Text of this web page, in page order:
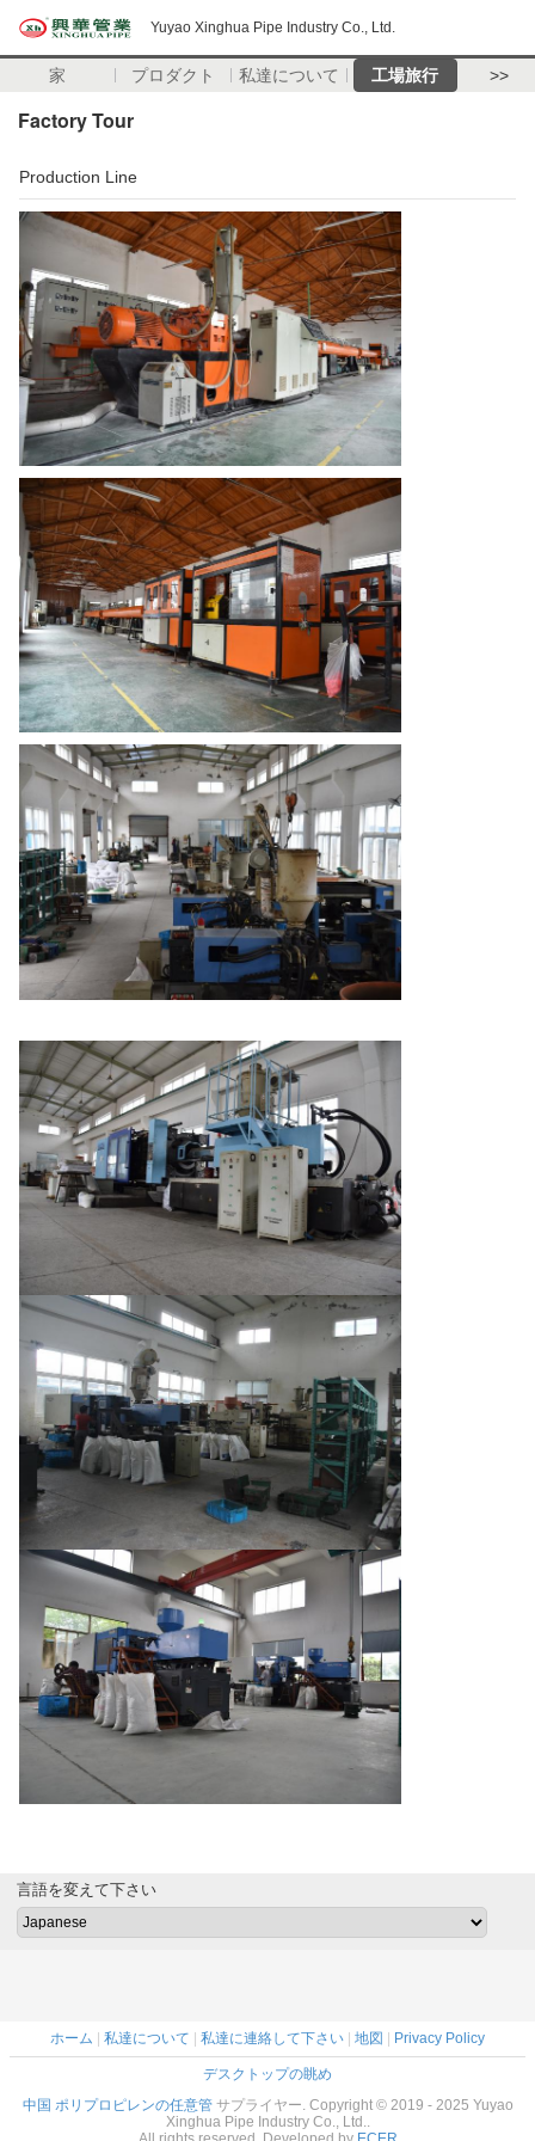
Yuyao Xinghua Pipe Industry Co., Ltd.
家 プロダクト 私達について 工場旅行 >>
Factory Tour
Production Line
言語を変えて下さい
ホーム 私達について 私達に連絡して下さい 地図 Privacy Policy
デスクトップの眺め
中国 ポリプロピレンの任意管サプライヤー. Copyright © 2019 - 2025 Yuyao
Xinghua Pipe Industry Co., Ltd..